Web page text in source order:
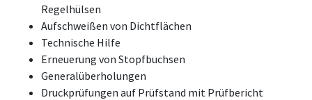
Regelhülsen
Aufschweißen von Dichtflächen
Technische Hilfe
Erneuerung von Stopfbuchsen
Generalüberholungen
Druckprüfungen auf Prüfstand mit Prüfbericht